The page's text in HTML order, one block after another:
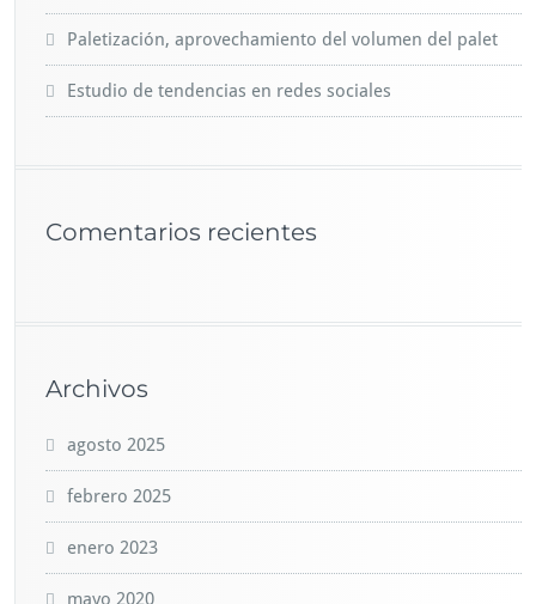
Paletización, aprovechamiento del volumen del palet
Estudio de tendencias en redes sociales
Comentarios recientes
Archivos
agosto 2025
febrero 2025
enero 2023
mayo 2020